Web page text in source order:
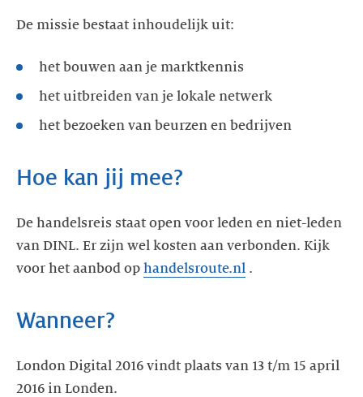
De missie bestaat inhoudelijk uit:
het bouwen aan je marktkennis
het uitbreiden van je lokale netwerk
het bezoeken van beurzen en bedrijven
Hoe kan jij mee?
De handelsreis staat open voor leden en niet-leden
van DINL. Er zijn wel kosten aan verbonden. Kijk
voor het aanbod op handelsroute.nl .
Wanneer?
London Digital 2016 vindt plaats van 13 t/m 15 april
2016 in Londen.